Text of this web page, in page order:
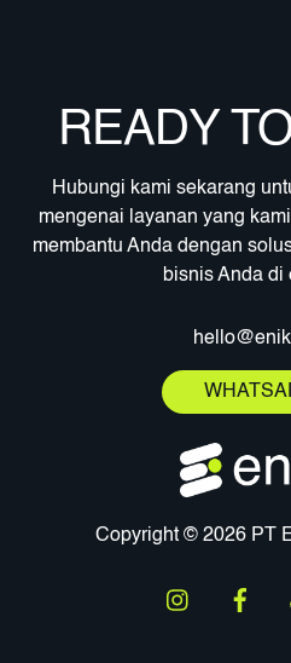
READY
Hubungi kami sekarang
mengenai layanan yang
membantu Anda dengan
bisnis Anda di
Copyright © 2026 PT